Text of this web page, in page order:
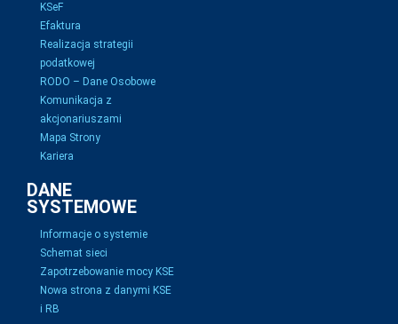
KSeF
Efaktura
Realizacja strategii
podatkowej
RODO – Dane Osobowe
Komunikacja z
akcjonariuszami
Mapa Strony
Kariera
DANE
SYSTEMOWE
Informacje o systemie
Schemat sieci
Zapotrzebowanie mocy KSE
Nowa strona z danymi KSE
i RB